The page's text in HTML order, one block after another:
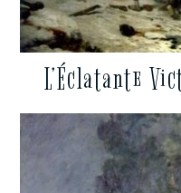
L’Éclatante